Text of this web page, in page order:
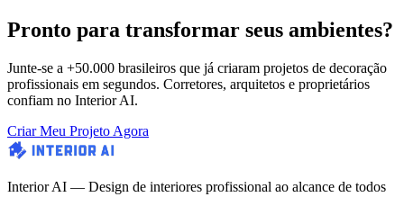
Pronto para transformar seus ambientes?
Junte-se a +50.000 brasileiros que já criaram projetos de decoração
profissionais em segundos. Corretores, arquitetos e proprietários
confiam no Interior AI.
Criar Meu Projeto Agora
Interior AI — Design de interiores profissional ao alcance de todos